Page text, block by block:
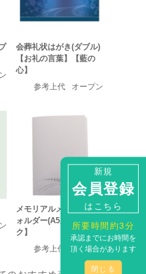
会葬礼状はがき(ダブル)
【お礼の言葉】【藍の
心】
参考上代
オープン
メモリアルメッセージフ
ォルダー(A5用)【薄ピン
ク】
参考上代
オープン
閉じる
新規
会員登録
はこちら
所要時間約3分
承認までにお時間を
頂く場合があります